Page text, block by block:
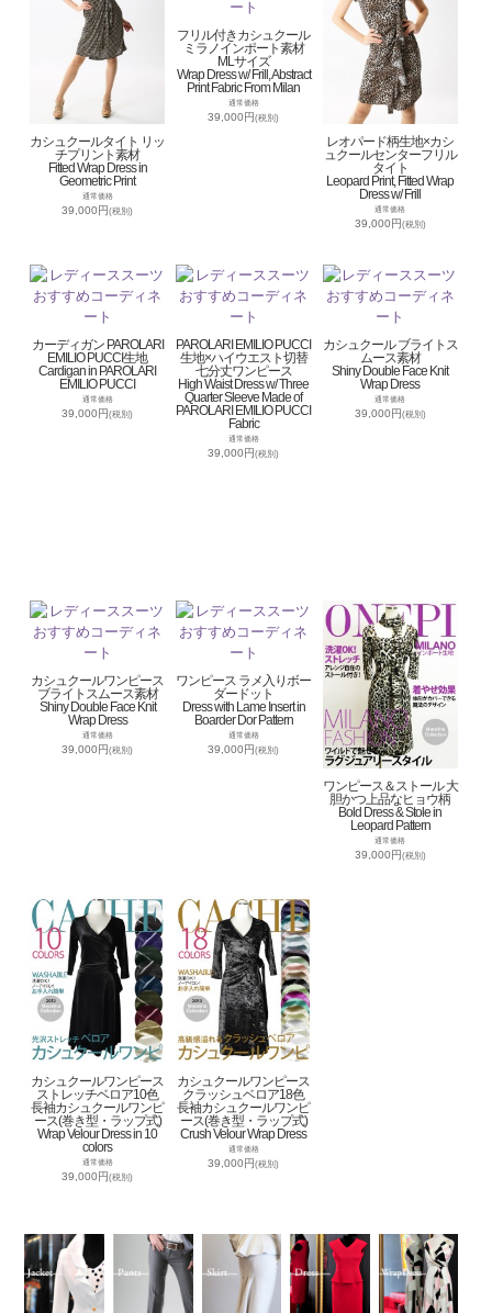
カシュクールタイト リッ
チプリント素材
Fitted Wrap Dress in
Geometric Print
通常価格
39,000円(税別)
フリル付きカシュクール
ミラノインポート素材
MLサイズ
Wrap Dress w/ Frill, Abstract
Print Fabric From Milan
通常価格
39,000円(税別)
レオパード柄生地×カシ
ュクールセンターフリル
タイト
Leopard Print, Fitted Wrap
Dress w/ Frill
通常価格
39,000円(税別)
カーディガン PAROLARI
EMILIO PUCCI生地
Cardigan in PAROLARI
EMILIO PUCCI
通常価格
39,000円(税別)
PAROLARI EMILIO PUCCI
生地×ハイウエスト切替
七分丈ワンピース
High Waist Dress w/ Three
Quarter Sleeve Made of
PAROLARI EMILIO PUCCI
Fabric
通常価格
39,000円(税別)
カシュクール ブライトス
ムース素材
Shiny Double Face Knit
Wrap Dress
通常価格
39,000円(税別)
カシュクールワンピース
ブライトスムース素材
Shiny Double Face Knit
Wrap Dress
通常価格
39,000円(税別)
ワンピース ラメ入りボー
ダードット
Dress with Lame Insert in
Boarder Dor Pattern
通常価格
39,000円(税別)
ワンピース＆ストール 大
胆かつ上品なヒョウ柄
Bold Dress & Stole in
Leopard Pattern
通常価格
39,000円(税別)
カシュクールワンピース
ストレッチベロア10色
長袖カシュクールワンピ
ース(巻き型・ラップ式)
Wrap Velour Dress in 10
colors
通常価格
39,000円(税別)
カシュクールワンピース
クラッシュベロア18色
長袖カシュクールワンピ
ース(巻き型・ラップ式)
Crush Velour Wrap Dress
通常価格
39,000円(税別)